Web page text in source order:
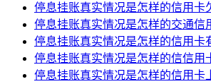
停息挂账真实情况是怎样的信用卡
停息挂账真实情况是怎样的交通信
停息挂账真实情况是怎样的信用卡
停息挂账真实情况是怎样的信信用
停息挂账真实情况是怎样的信用卡